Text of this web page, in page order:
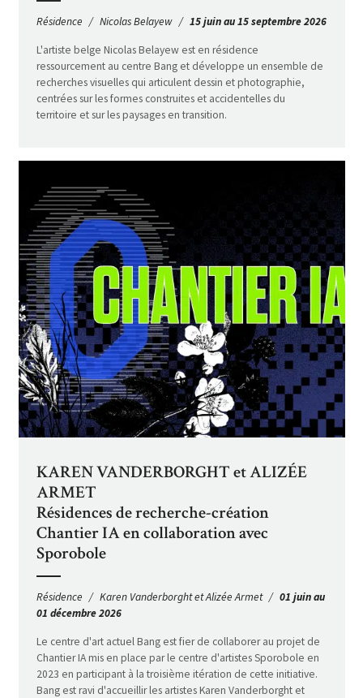
Résidence Nicolas Belayew 15 juin au 15 septembre 2026
L'artiste belge Nicolas Belayew est en résidence
ressourcement au centre Bang et développe un ensemble de
recherches visuelles qui articulent dessin et photographie,
centrées sur les formes construites et accidentelles du
territoire et sur les paysages en transition.
KAREN VANDERBORGHT et ALIZÉE
ARMET
Résidences de recherche-création
Chantier IA en collaboration avec
Sporobole
Résidence Karen Vanderborght et Alizée Armet
01 juin au
01 décembre 2026
Le centre d'art actuel Bang est fier de collaborer au projet de
Chantier IA mis en place par le centre d'artistes Sporobole en
2023 en participant à la troisième itération de cette initiative.
Bang est ravi d'accueillir les artistes Karen Vanderborght et